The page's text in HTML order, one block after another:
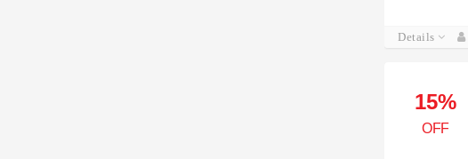
Details
15%
OFF